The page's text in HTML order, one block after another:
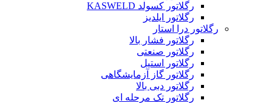
رگلاتور کسولد KASWELD
رگلاتور ایلدیز
رگلاتور درا استار
رگلاتور فشار بالا
رگلاتور صنعتی
رگلاتور استیل
رگلاتور گاز آزمایشگاهی
رگلاتور دبی بالا
رگلاتور تک مرحله ای